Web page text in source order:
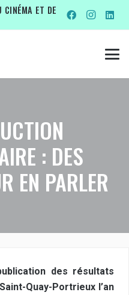
CINÉMA ET DE
: DES
EN PARLER
des résultats
Quay-Portrieux l’an